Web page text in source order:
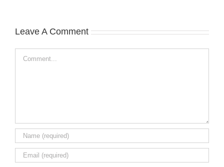
Leave A Comment